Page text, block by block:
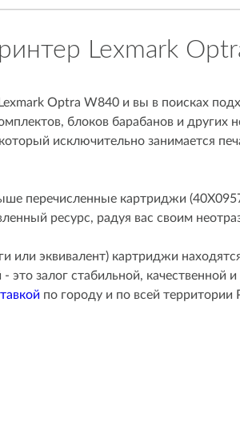
Lexmark
Optra W840 и вы в поисках
блоков барабанов и
исключительно занимается
перечисленные картриджи
ресурс, радуя вас своим
или эквивалент) картриджи
залог стабильной, качественной
по городу и по всей